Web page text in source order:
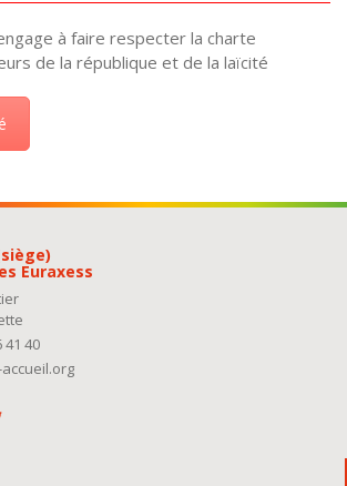
à faire respecter la charte
de la république et de la laïcité
Euraxess
41 40